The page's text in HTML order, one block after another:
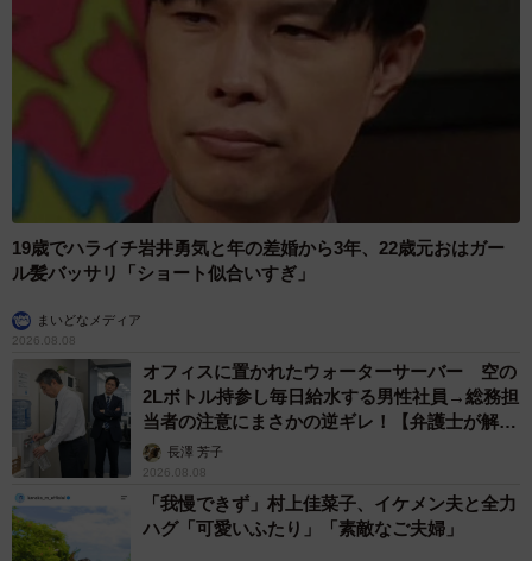
19歳でハライチ岩井勇気と年の差婚から3年、22歳元おはガー
ル髪バッサリ「ショート似合いすぎ」
まいどなメディア
2026.08.08
オフィスに置かれたウォーターサーバー 空の
2Lボトル持参し毎日給水する男性社員→総務担
当者の注意にまさかの逆ギレ！【弁護士が解
説】長澤 芳子
2026.08.08
「我慢できず」村上佳菜子、イケメン夫と全力
ハグ「可愛いふたり」「素敵なご夫婦」